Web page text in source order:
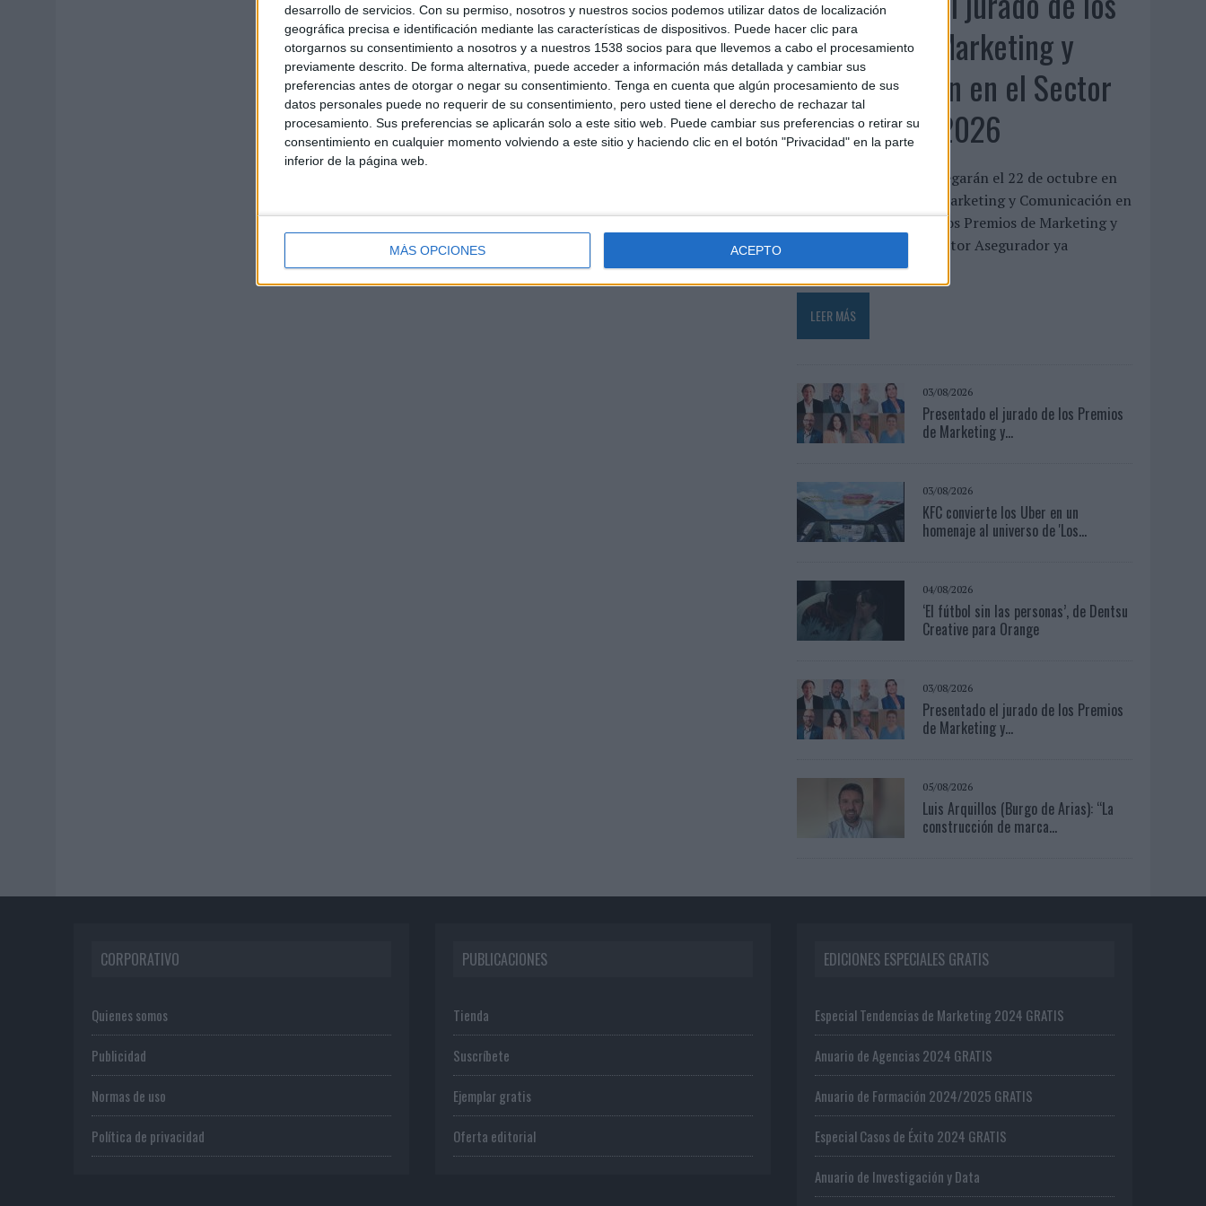
desarrollo de servicios. Con su permiso, nosotros y nuestros socios podemos utilizar datos de localización
geográfica precisa e identificación mediante las características de dispositivos. Puede hacer clic para
otorgarnos su consentimiento a nosotros y a nuestros 1538 socios para que llevemos a cabo el procesamiento
previamente descrito. De forma alternativa, puede acceder a información más detallada y cambiar sus
preferencias antes de otorgar o negar su consentimiento. Tenga en cuenta que algún procesamiento de sus
datos personales puede no requerir de su consentimiento, pero usted tiene el derecho de rechazar tal
procesamiento. Sus preferencias se aplicarán solo a este sitio web. Puede cambiar sus preferencias o retirar su
consentimiento en cualquier momento volviendo a este sitio y haciendo clic en el botón "Privacidad" en la parte
inferior de la página web.
MÁS OPCIONES ACEPTO
Premios de Marketing y
Comunicación en el Sector
Asegurador 2026
Los galardones se entregarán el 22 de octubre en
el XXII Encuentro de Marketing y Comunicación en
el Sector Asegurador Los Premios de Marketing y
Comunicación en el Sector Asegurador ya
cuentan...
LEER MÁS
03/08/2026
Presentado el jurado de los Premios
de Marketing y...
03/08/2026
KFC convierte los Uber en un
homenaje al universo de 'Los...
04/08/2026
‘El fútbol sin las personas’, de Dentsu
Creative para Orange
03/08/2026
Presentado el jurado de los Premios
de Marketing y...
05/08/2026
Luis Arquillos (Burgo de Arias): “La
construcción de marca...
CORPORATIVO
Quienes somos
Publicidad
Normas de uso
Política de privacidad
PUBLICACIONES
Tienda
Suscríbete
Ejemplar gratis
Oferta editorial
EDICIONES ESPECIALES GRATIS
Especial Tendencias de Marketing 2024 GRATIS
Anuario de Agencias 2024 GRATIS
Anuario de Formación 2024/2025 GRATIS
Especial Casos de Éxito 2024 GRATIS
Anuario de Investigación y Data